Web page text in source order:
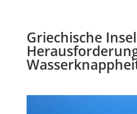
Griechische